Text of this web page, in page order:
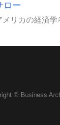
ロー
メリカの経済
© Business